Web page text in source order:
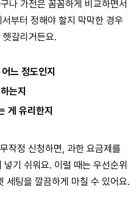
나 가전은 꼼꼼하게 비교하면서
부터 정해야 할지 막막한 경우
갈리거든요.
느 정도인지
는지
게 유리한지
작정 신청하면, 과한 요금제를
기 쉬워요. 이럴 때는 우선순위
세팅을 깔끔하게 마칠 수 있어요.